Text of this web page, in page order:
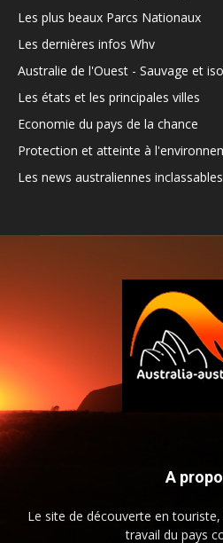
Les plus beaux Parcs Nationaux
Les dernières infos Whv
Australie de l'Ouest - Sauvage et
Les états et les principales villes
Economie du pays de la chance
Protection et atteinte à
Les news australiennes inclassables
A
Le site de découverte en
travail du pays